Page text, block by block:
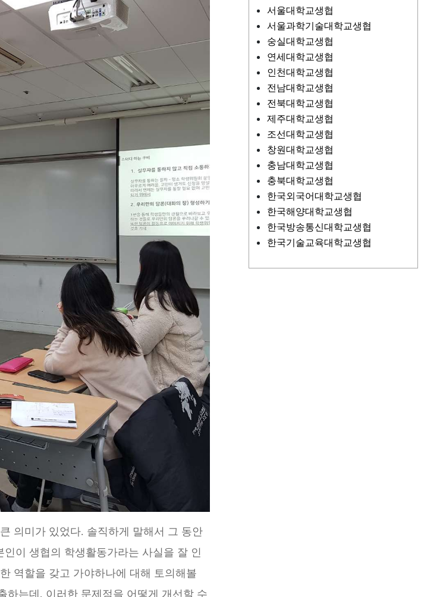
의미가 있었다. 솔직하게 말해서 그 동안
인이 생협의 학생활동가라는 사실을 잘 인
역할을 갖고 가야하나에 대해 토의해볼
하는데 , 이러한 문제점을 어떻게 개선할 수
서울대학교생협
서울과학기술대학교생협
숭실대학교생협
연세대학교생협
인천대학교생협
전남대학교생협
전북대학교생협
제주대학교생협
조선대학교생협
창원대학교생협
충남대학교생협
충북대학교생협
한국외국어대학교생협
한국해양대학교생협
한국방송통신대학교생협
한국기술교육대학교생협